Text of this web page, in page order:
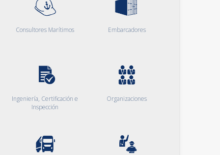
Consultores Marítimos Embarcadores
Ingeniería, Certificación e
Inspección
Organizaciones